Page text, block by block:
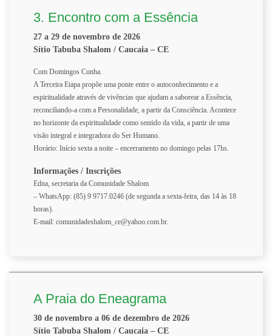
3. Encontro com a Essência
27 a 29 de novembro de 2026
Sítio Tabuba Shalom / Caucaia – CE
Com Domingos Cunha.
A Terceira Etapa propõe uma ponte entre o autoconhecimento e a
espiritualidade através de vivências que ajudam a saborear a Essência,
reconciliando-a com a Personalidade, a partir da Consciência. Acontece
no horizonte da espiritualidade como sentido da vida, a partir de uma
visão integral e integradora do Ser Humano.
Horário: Início sexta a noite – encerramento no domingo pelas 17hs.
Informações / Inscrições
Edna, secretaria da Comunidade Shalom
– WhatsApp: (85) 9 9717.0246 (de segunda a sexta-feira, das 14 às 18
horas).
E-mail: comunidadeshalom_ce@yahoo.com.br.
A Praia do Eneagrama
30 de novembro a 06 de dezembro de 2026
Sítio Tabuba Shalom / Caucaia – CE